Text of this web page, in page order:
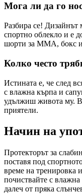
Мога ли да го
Разбира се! Дизайнът
спортно облекло и е
шорти за ММА, бокс
Колко често
Истината е, че след
с влажна кърпа и
удължиш живота му.
приятели.
Начин на
Протекторът за
поставя под
време на тренировка
почиствайте с
далеч от пряка